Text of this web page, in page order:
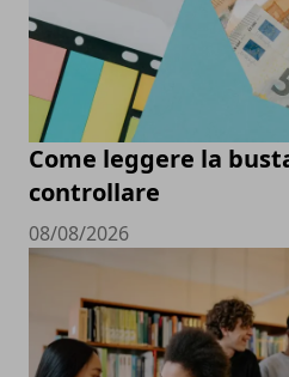
Come leggere la
controllare
08/08/2026